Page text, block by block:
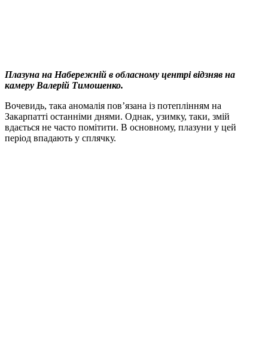
Плазуна на Набережній в обласному центрі відзняв на
камеру Валерій Тимошенко.
Вочевидь, така аномалія пов’язана із потеплінням на
Закарпатті останніми днями. Однак, узимку, таки, змій
вдається не часто помітити. В основному, плазуни у цей
період впадають у сплячку.